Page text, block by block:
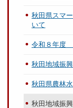
秋田県スマ
いて
令和８年度
秋田地域振
秋田県農林
秋田地域振